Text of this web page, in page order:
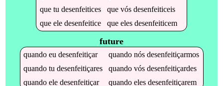
que tu desenfeitices que vós desenfeiticeis
que ele desenfeitice que eles desenfeiticem
future
quandoeudesenfeitiçar quandonósdesenfeitiçarmos
quandotudesenfeitiçares quandovósdesenfeitiçardes
quandoeledesenfeitiçar quandoelesdesenfeitiçarem